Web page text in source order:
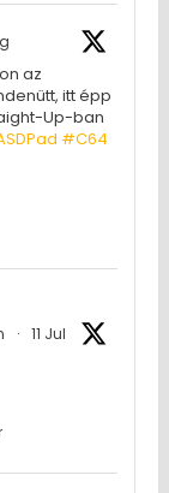
az
itt épp
Up-ban
#C64
· 11 Jul